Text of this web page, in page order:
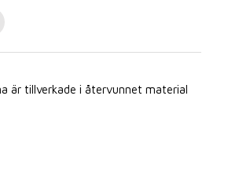
är tillverkade i återvunnet material